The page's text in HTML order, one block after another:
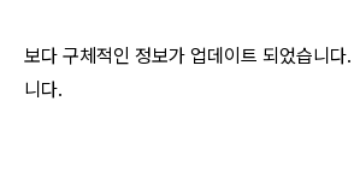
보다 구체적인 정보가 업데이트 되었습니다
니다.